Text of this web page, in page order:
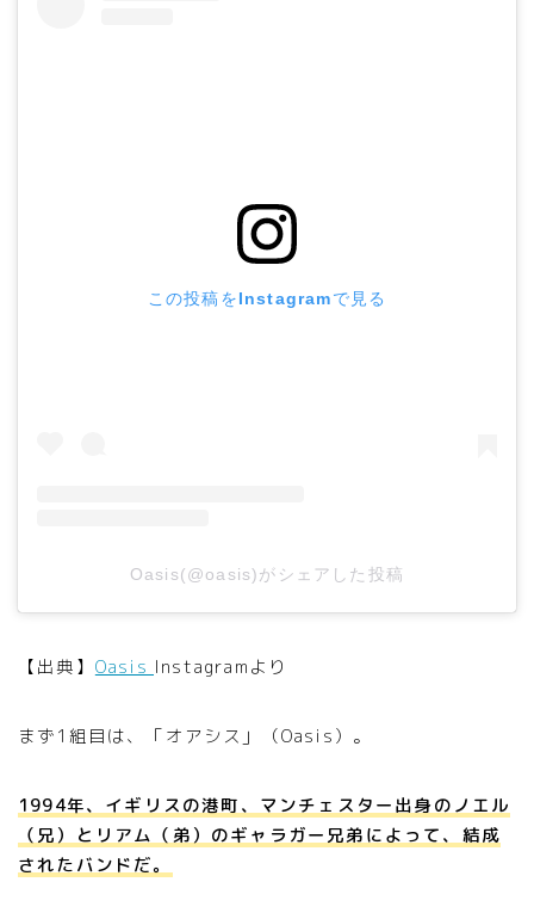
この投稿をInstagramで見る
Oasis(@oasis)がシェアした投稿
【出典】 Oasis Instagramより
まず1組目は、「オアシス」（Oasis）。
1994年、イギリスの港町、マンチェスター出身のノエル
（兄）とリアム（弟）のギャラガー兄弟によって、結成
されたバンドだ。